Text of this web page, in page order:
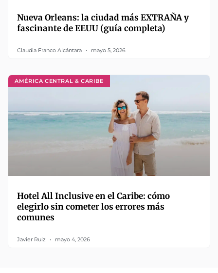
Nueva Orleans: la ciudad más EXTRAÑA y
fascinante de EEUU (guía completa)
Claudia Franco Alcántara mayo 5, 2026
AMÉRICA CENTRAL & CARIBE
Hotel All Inclusive en el Caribe: cómo
elegirlo sin cometer los errores más
comunes
Javier Ruiz mayo 4, 2026